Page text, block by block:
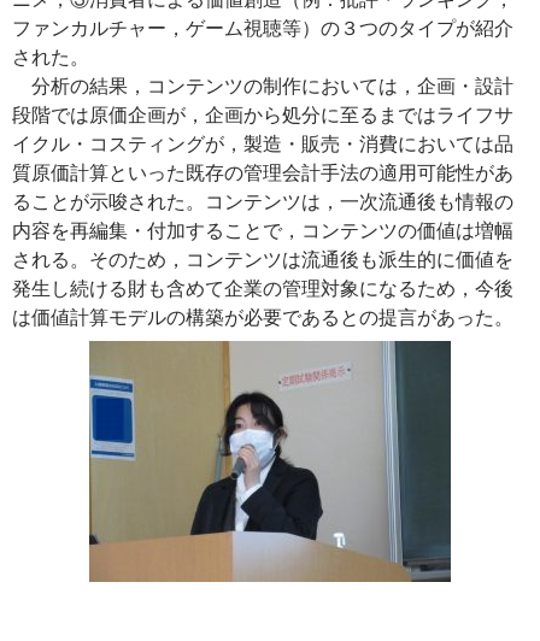
ファンカルチャー，ゲーム視聴等）の３つのタイプが紹介
された。
分析の結果，コンテンツの制作においては，企画・設計
段階では原価企画が，企画から処分に至るまではライフサ
イクル・コスティングが，製造・販売・消費においては品
質原価計算といった既存の管理会計手法の適用可能性があ
ることが示唆された。コンテンツは，一次流通後も情報の
内容を再編集・付加することで，コンテンツの価値は増幅
される。そのため，コンテンツは流通後も派生的に価値を
発生し続ける財も含めて企業の管理対象になるため，今後
は価値計算モデルの構築が必要であるとの提言があった。